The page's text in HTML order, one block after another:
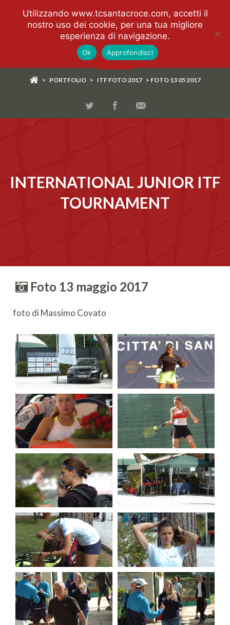
> PORTFOLIO > ITF FOTO 2017 > FOTO 13 05 2017
INTERNATIONAL JUNIOR ITF
TOURNAMENT
Foto 13 maggio 2017
foto di Massimo Covato
Utilizzando www.tcsantacroce.com, accetti il
nostro uso dei cookie, per una tua migliore
esperienza di navigazione.
Ok Approfondisci